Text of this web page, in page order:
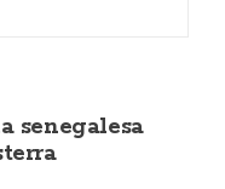
senegalesa